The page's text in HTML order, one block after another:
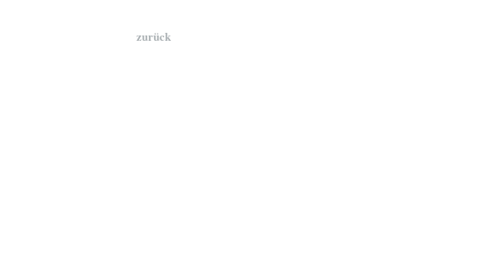
zurück